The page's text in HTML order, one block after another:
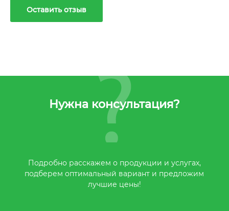
Оставить отзыв
Нужна консультация?
Подробно расскажем о продукции и услугах,
подберем оптимальный вариант и предложим
лучшие цены!